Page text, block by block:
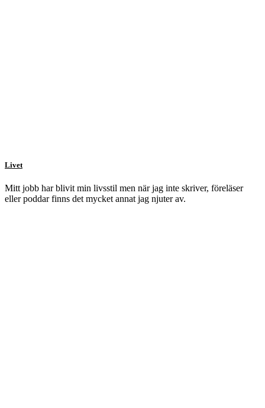
Livet
Mitt jobb har blivit min livsstil men när jag inte skriver, föreläser
eller poddar finns det mycket annat jag njuter av.